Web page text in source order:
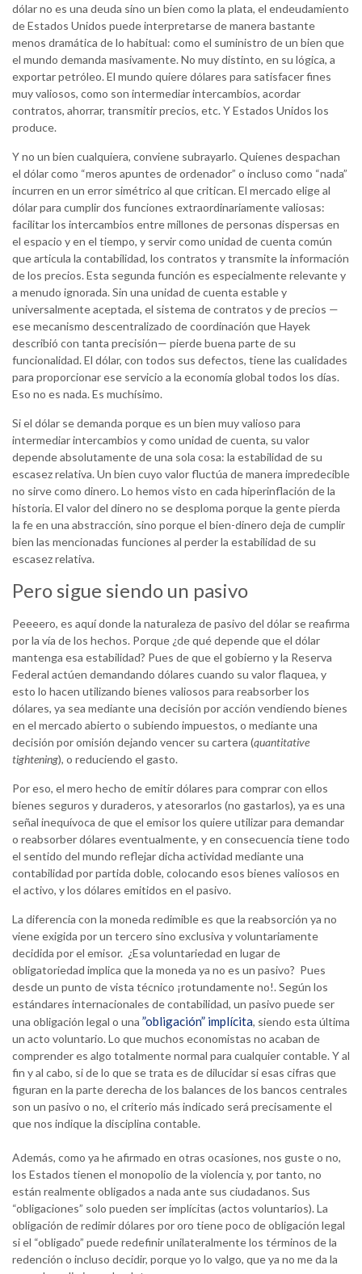
dólar no es una deuda sino un bien como la plata, el endeudamiento
de Estados Unidos puede interpretarse de manera bastante
menos dramática de lo habitual: como el suministro de un bien que
el mundo demanda masivamente. No muy distinto, en su lógica, a
exportar petróleo. El mundo quiere dólares para satisfacer fines
muy valiosos, como son intermediar intercambios, acordar
contratos, ahorrar, transmitir precios, etc. Y Estados Unidos los
produce.
Y no un bien cualquiera, conviene subrayarlo. Quienes despachan
el dólar como “meros apuntes de ordenador” o incluso como “nada”
incurren en un error simétrico al que critican. El mercado elige al
dólar para cumplir dos funciones extraordinariamente valiosas:
facilitar los intercambios entre millones de personas dispersas en
el espacio y en el tiempo, y servir como unidad de cuenta común
que articula la contabilidad, los contratos y transmite la información
de los precios. Esta segunda función es especialmente relevante y
a menudo ignorada. Sin una unidad de cuenta estable y
universalmente aceptada, el sistema de contratos y de precios —
ese mecanismo descentralizado de coordinación que Hayek
describió con tanta precisión— pierde buena parte de su
funcionalidad. El dólar, con todos sus defectos, tiene las cualidades
para proporcionar ese servicio a la economía global todos los días.
Eso no es nada. Es muchísimo.
Si el dólar se demanda porque es un bien muy valioso para
intermediar intercambios y como unidad de cuenta, su valor
depende absolutamente de una sola cosa: la estabilidad de su
escasez relativa. Un bien cuyo valor fluctúa de manera impredecible
no sirve como dinero. Lo hemos visto en cada hiperinflación de la
historia. El valor del dinero no se desploma porque la gente pierda
la fe en una abstracción, sino porque el bien-dinero deja de cumplir
bien las mencionadas funciones al perder la estabilidad de su
escasez relativa.
Pero sigue siendo un pasivo
Peeeero, es aquí donde la naturaleza de pasivo del dólar se reafirma
por la vía de los hechos. Porque ¿de qué depende que el dólar
mantenga esa estabilidad? Pues de que el gobierno y la Reserva
Federal actúen demandando dólares cuando su valor flaquea, y
esto lo hacen utilizando bienes valiosos para reabsorber los
dólares, ya sea mediante una decisión por acción vendiendo bienes
en el mercado abierto o subiendo impuestos, o mediante una
decisión por omisión dejando vencer su cartera (quantitative
tightening), o reduciendo el gasto.
Por eso, el mero hecho de emitir dólares para comprar con ellos
bienes seguros y duraderos, y atesorarlos (no gastarlos), ya es una
señal inequívoca de que el emisor los quiere utilizar para demandar
o reabsorber dólares eventualmente, y en consecuencia tiene todo
el sentido del mundo reflejar dicha actividad mediante una
contabilidad por partida doble, colocando esos bienes valiosos en
el activo, y los dólares emitidos en el pasivo.
La diferencia con la moneda redimible es que la reabsorción ya no
viene exigida por un tercero sino exclusiva y voluntariamente
decidida por el emisor. ¿Esa voluntariedad en lugar de
obligatoriedad implica que la moneda ya no es un pasivo? Pues
desde un punto de vista técnico ¡rotundamente no!. Según los
estándares internacionales de contabilidad, un pasivo puede ser
una obligación legal o una ”obligación” implícita, siendo esta última
un acto voluntario. Lo que muchos economistas no acaban de
comprender es algo totalmente normal para cualquier contable. Y al
fin y al cabo, si de lo que se trata es de dilucidar si esas cifras que
figuran en la parte derecha de los balances de los bancos centrales
son un pasivo o no, el criterio más indicado será precisamente el
que nos indique la disciplina contable.
Además, como ya he afirmado en otras ocasiones, nos guste o no,
los Estados tienen el monopolio de la violencia y, por tanto, no
están realmente obligados a nada ante sus ciudadanos. Sus
“obligaciones” solo pueden ser implícitas (actos voluntarios). La
obligación de redimir dólares por oro tiene poco de obligación legal
si el “obligado” puede redefinir unilateralmente los términos de la
redención o incluso decidir, porque yo lo valgo, que ya no me da la